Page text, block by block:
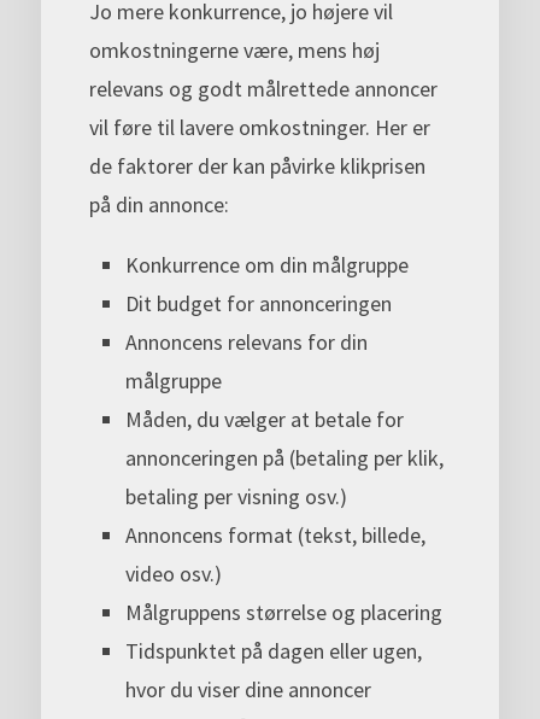
Jo mere konkurrence, jo højere vil
omkostningerne være, mens høj
relevans og godt målrettede annoncer
vil føre til lavere omkostninger. Her er
de faktorer der kan påvirke klikprisen
på din annonce:
Konkurrence om din målgruppe
Dit budget for annonceringen
Annoncens relevans for din
målgruppe
Måden, du vælger at betale for
annonceringen på (betaling per klik,
betaling per visning osv.)
Annoncens format (tekst, billede,
video osv.)
Målgruppens størrelse og placering
Tidspunktet på dagen eller ugen,
hvor du viser dine annoncer